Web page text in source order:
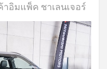
าอิมแพ็ค ชาเลนเจอร์